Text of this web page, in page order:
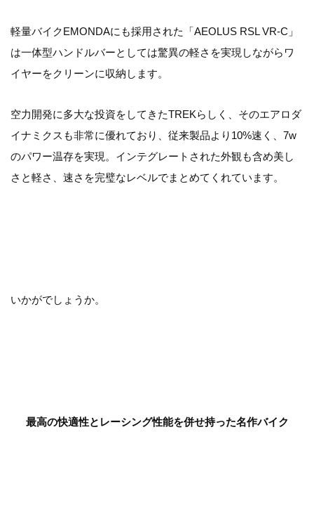
軽量バイクEMONDAにも採用された「AEOLUS RSL VR-C」
は一体型ハンドルバーとしては驚異の軽さを実現しながらワ
イヤーをクリーンに収納します。
空力開発に多大な投資をしてきたTREKらしく、そのエアロダ
イナミクスも非常に優れており、従来製品より10%速く、7w
のパワー温存を実現。インテグレートされた外観も含め美し
さと軽さ、速さを完璧なレベルでまとめてくれています。
いかがでしょうか。
最高の快適性とレーシング性能を併せ持った名作バイク